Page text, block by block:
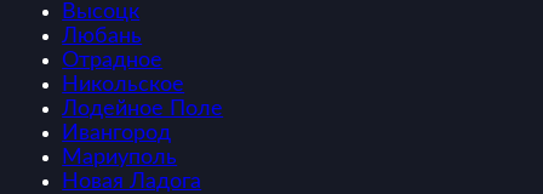
Высоцк
Любань
Отрадное
Никольское
Лодейное Поле
Ивангород
Мариуполь
Новая Ладога